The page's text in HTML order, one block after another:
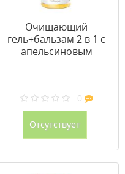
Очищающий
гель+бальзам 2 в 1 с
апельсиновым
0
Отсутствует